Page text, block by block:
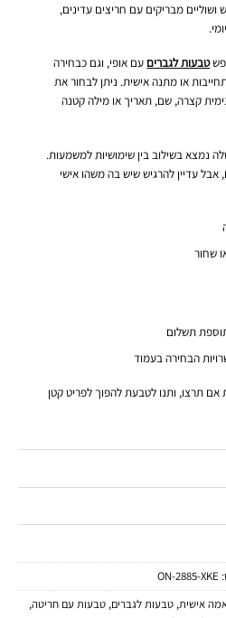
ושוליים מבריקים עם חריצים עדינים,
טבעות לגברים עם אופי, וגם כבחירה
או מתנה אישית. ניתן לבחור את
קצרה, שם, תאריך או מילה קטנה
נמצא בשילוב בין שימושיות למשמעות.
עדיין להרגיש שיש בה משהו אישי
שחור
תשלום
הבחירה בעמוד
אם תרצו, ותנו לטבעת להפוך לפריט קטן
ON-2885-XKE
אישית, טבעות לגברים, טבעות עם חריטה,